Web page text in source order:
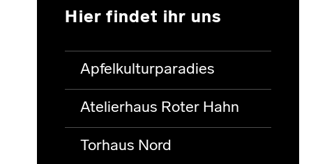
Hier findet ihr uns
Apfelkulturparadies
Atelierhaus Roter Hahn
Torhaus Nord